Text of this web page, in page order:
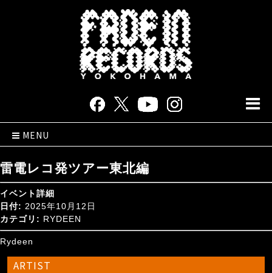
MENU
雷電レコ発ツアー東北編
イベント詳細
日付: 2025年10月12日
カテゴリ: RYDEEN
Rydeen
ARTIST